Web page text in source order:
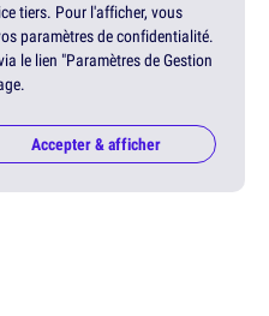
tiers. Pour l'afficher, vous
paramètres de confidentialité.
le lien "Paramètres de Gestion
Accepter & afficher